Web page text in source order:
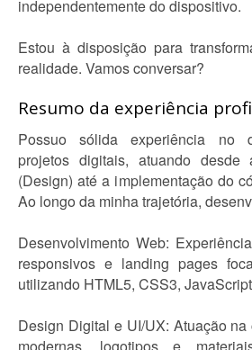
independentemente do dispositivo.
Estou à disposição para
realidade. Vamos conversar?
Resumo da experiência
Possuo sólida experiência no
projetos digitais, atuando desde
(Design) até a implementação do
Ao longo da minha trajetória,
Desenvolvimento Web:
responsivos e landing pages
utilizando HTML5, CSS3,
Design Digital e UI/UX: Atuação